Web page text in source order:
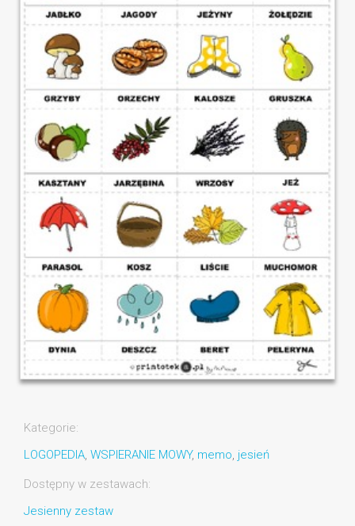
Kategorie:
LOGOPEDIA, WSPIERANIE MOWY, memo, jesień
Dostępny w zestawach:
Jesienny zestaw